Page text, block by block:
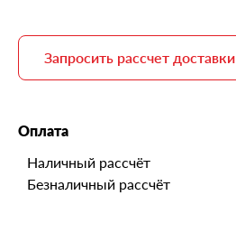
Запросить рассчет доставки
Оплата
Наличный рассчёт
Безналичный рассчёт